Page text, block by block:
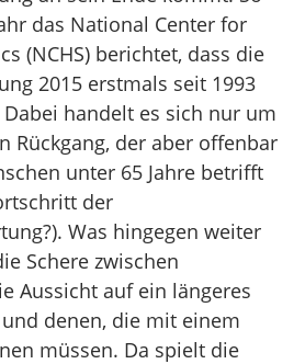
das National Center for
(NCHS) berichtet, dass die
2015 erstmals seit 1993
handelt es sich nur um
Rückgang, der aber offenbar
unter 65 Jahre betrifft
der
Was hingegen weiter
Schere zwischen
Aussicht auf ein längeres
denen, die mit einem
müssen. Da spielt die